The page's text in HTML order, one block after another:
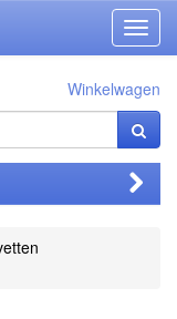
Winkelwagen